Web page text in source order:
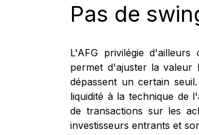
Pas de
L'AFG privilégie
permet d'ajuster la valeur
dépassent un certain
liquidité à la technique de
de transactions sur les
investisseurs entrants et